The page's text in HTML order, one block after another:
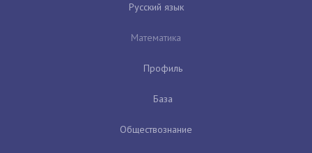
Русский язык
Математика
Профиль
База
Обществознание